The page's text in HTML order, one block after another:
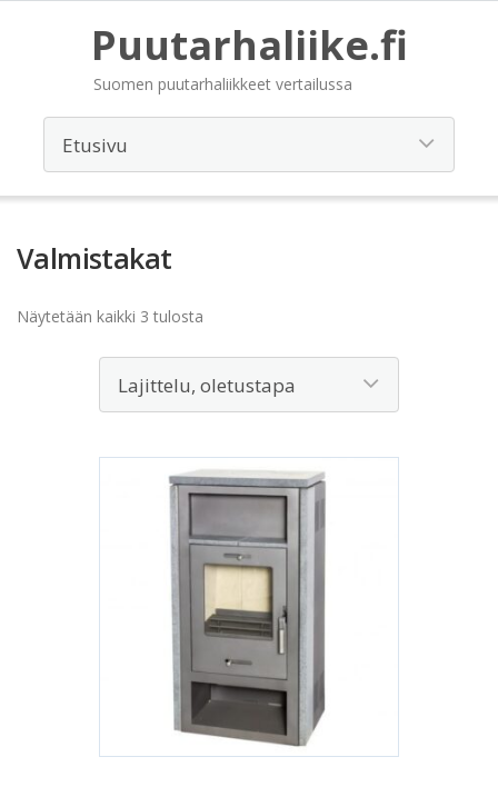
Puutarhaliike.fi
Suomen puutarhaliikkeet vertailussa
Valmistakat
Näytetään kaikki 3 tulosta